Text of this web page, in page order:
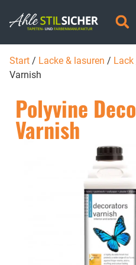
Start / Lacke & lasuren / Lack
Varnish
Polyvine
Varnish